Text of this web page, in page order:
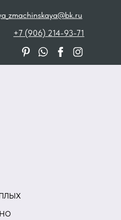
+7 (906) 214-93-71